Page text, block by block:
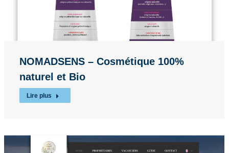
NOMADSENS – Cosmétique 100%
naturel et Bio
Lire plus